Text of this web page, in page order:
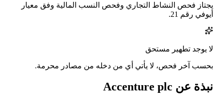
يجتاز فحص النشاط التجاري وفحص النسب المالية وفق معيار
أيوفي رقم 21.
لا يوجد تطهير مستحق
بحسب آخر فحص، لا يأتي أي من دخله من مصادر محرمة.
نبذة عن Accenture plc